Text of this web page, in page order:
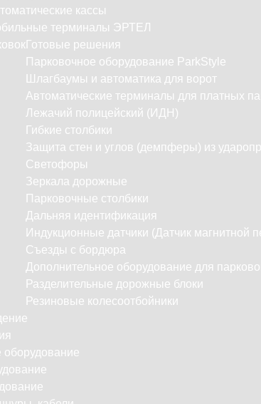
кассы
терминалы ЭРТЕЛ
Готовые решения
Парковочное оборудование ParkStyle
Шлагбаумы и автоматика для ворот
Автоматические терминалы для платных
Лежачий полицейский (ИДН)
Гибкие столбики
Защита стен и углов (демпферы) из
Светофоры
Зеркала дорожные
Парковочные столбики
Дальняя идентификация
Индукционные датчики (Датчик магнитной
Съезды с бордюра
Дополнительное оборудование для
Разделительные дорожные блоки
Резиновые колесоотбойники